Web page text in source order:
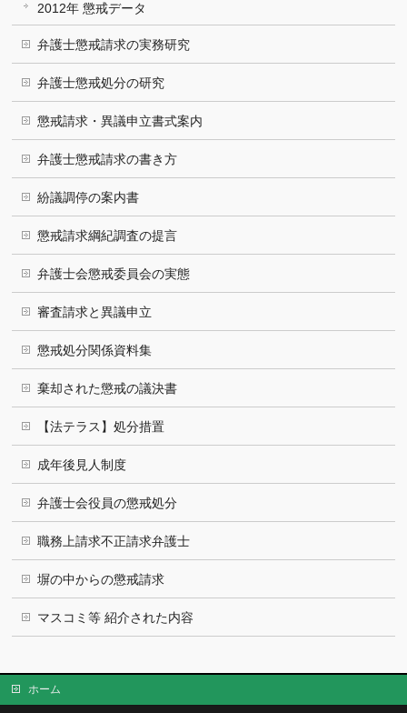
2012年 懲戒データ
弁護士懲戒請求の実務研究
弁護士懲戒処分の研究
懲戒請求・異議申立書式案内
弁護士懲戒請求の書き方
紛議調停の案内書
懲戒請求綱紀調査の提言
弁護士会懲戒委員会の実態
審査請求と異議申立
懲戒処分関係資料集
棄却された懲戒の議決書
【法テラス】処分措置
成年後見人制度
弁護士会役員の懲戒処分
職務上請求不正請求弁護士
塀の中からの懲戒請求
マスコミ等 紹介された内容
ホーム